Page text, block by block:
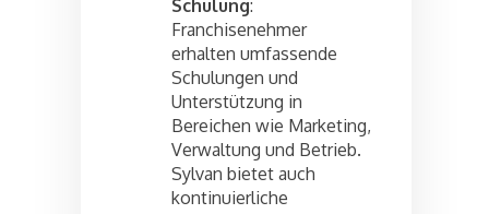
Schulung:
Franchisenehmer
erhalten umfassende
Schulungen und
Unterstützung in
Bereichen wie Marketing,
Verwaltung und Betrieb.
Sylvan bietet auch
kontinuierliche